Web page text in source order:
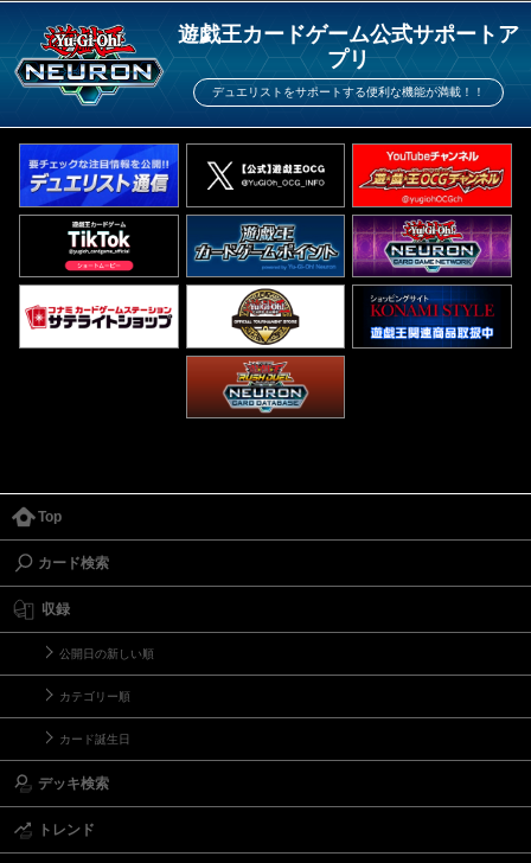
遊戯王カードゲーム公式サポートア
プリ
デュエリストをサポートする便利な機能が満載！！
Top
カード検索
収録
公開日の新しい順
カテゴリー順
カード誕生日
デッキ検索
トレンド